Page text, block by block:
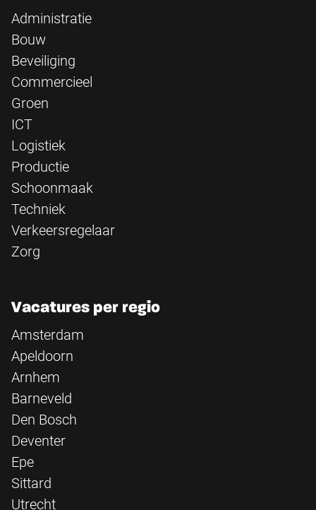
Administratie
Bouw
Beveiliging
Commercieel
Groen
ICT
Logistiek
Productie
Schoonmaak
Techniek
Verkeersregelaar
Zorg
Vacatures per regio
Amsterdam
Apeldoorn
Arnhem
Barneveld
Den Bosch
Deventer
Epe
Sittard
Utrecht